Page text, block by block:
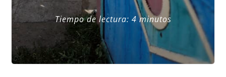
Tiempo de lectura: 4 minutos